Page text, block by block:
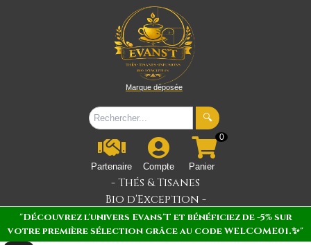
Marque déposée
🔍
Partenaire Compte
0
Panier
- Thés & Tisanes
Bio d'Exception -
"Découvrez l'univers Evans'T et bénéficiez de -5% sur
votre première sélection grâce au code WELCOME01.✨"